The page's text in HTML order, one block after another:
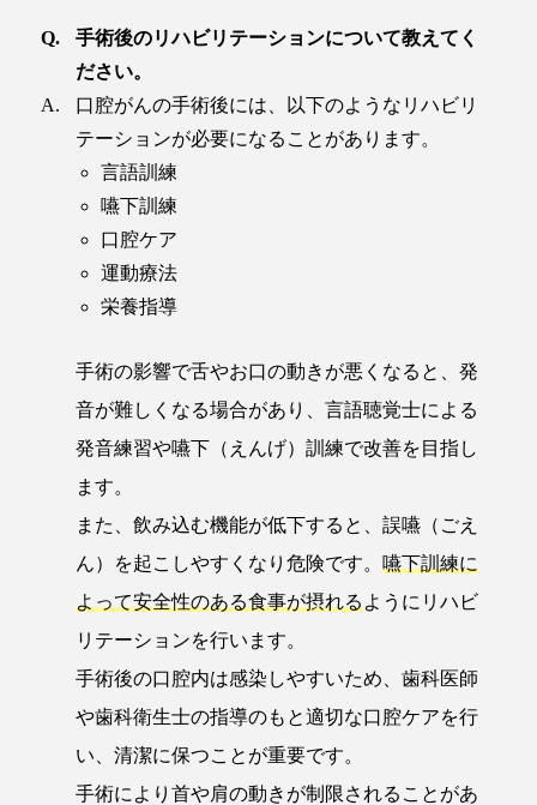
手術後のリハビリテーションについて教えてく
ださい。
口腔がんの手術後には、以下のようなリハビリ
テーションが必要になることがあります。
言語訓練
嚥下訓練
口腔ケア
運動療法
栄養指導
手術の影響で舌やお口の動きが悪くなると、発
音が難しくなる場合があり、言語聴覚士による
発音練習や嚥下（えんげ）訓練で改善を目指し
ます。
また、飲み込む機能が低下すると、誤嚥（ごえ
ん）を起こしやすくなり危険です。 嚥下訓練に
よって安全性のある食事が摂れる ようにリハビ
リテーションを行います。
手術後の口腔内は感染しやすいため、歯科医師
や歯科衛生士の指導のもと適切な口腔ケアを行
い、清潔に保つことが重要です。
手術により首や肩の動きが制限されることがあ